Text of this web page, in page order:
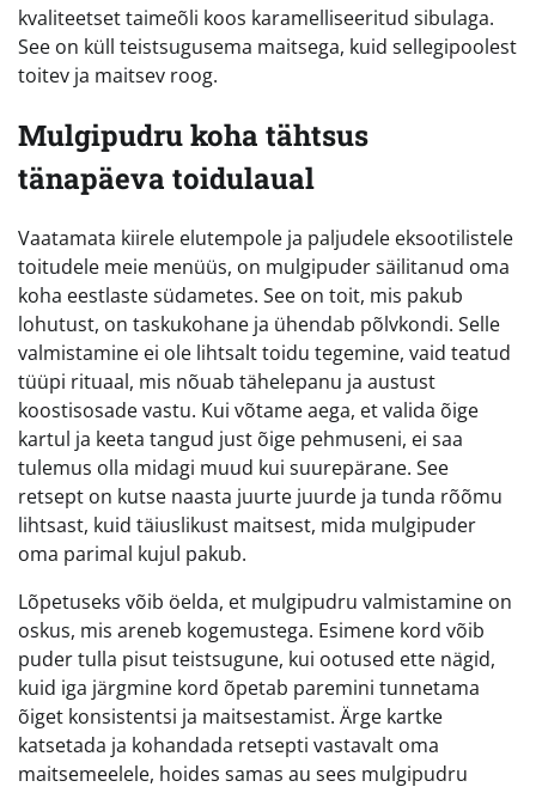
kvaliteetset taimeõli koos karamelliseeritud sibulaga.
See on küll teistsugusema maitsega, kuid sellegipoolest
toitev ja maitsev roog.
Mulgipudru koha tähtsus
tänapäeva toidulaual
Vaatamata kiirele elutempole ja paljudele eksootilistele
toitudele meie menüüs, on mulgipuder säilitanud oma
koha eestlaste südametes. See on toit, mis pakub
lohutust, on taskukohane ja ühendab põlvkondi. Selle
valmistamine ei ole lihtsalt toidu tegemine, vaid teatud
tüüpi rituaal, mis nõuab tähelepanu ja austust
koostisosade vastu. Kui võtame aega, et valida õige
kartul ja keeta tangud just õige pehmuseni, ei saa
tulemus olla midagi muud kui suurepärane. See
retsept on kutse naasta juurte juurde ja tunda rõõmu
lihtsast, kuid täiuslikust maitsest, mida mulgipuder
oma parimal kujul pakub.
Lõpetuseks võib öelda, et mulgipudru valmistamine on
oskus, mis areneb kogemustega. Esimene kord võib
puder tulla pisut teistsugune, kui ootused ette nägid,
kuid iga järgmine kord õpetab paremini tunnetama
õiget konsistentsi ja maitsestamist. Ärge kartke
katsetada ja kohandada retsepti vastavalt oma
maitsemeelele, hoides samas au sees mulgipudru